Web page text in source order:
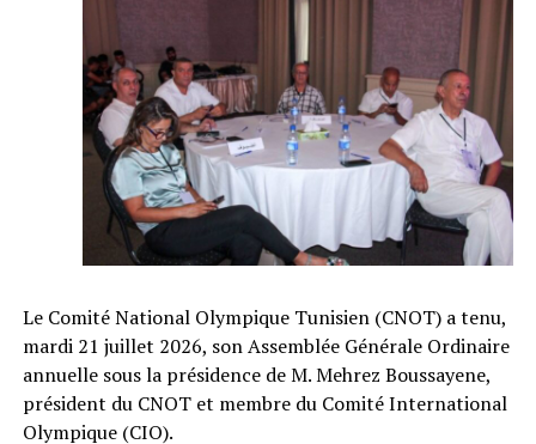
Le Comité National Olympique Tunisien (CNOT) a tenu,
mardi 21 juillet 2026, son Assemblée Générale Ordinaire
annuelle sous la présidence de M. Mehrez Boussayene,
président du CNOT et membre du Comité International
Olympique (CIO).